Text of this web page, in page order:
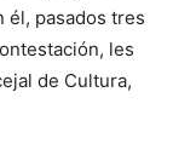
él, pasados tres
les
de Cultura,